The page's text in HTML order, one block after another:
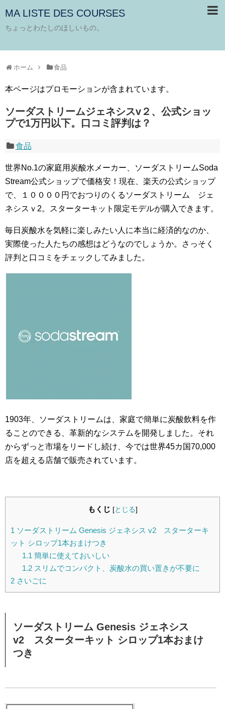
MA LISTE DES COURSES
ちょっとわたしのほしいもの。
ホーム 食品
本ページはプロモーションが含まれています。
ソーダストリームジェネシスv２、公式ショッ
プで1万円以下。口コミ評判は？
食品
世界No.1の家庭用炭酸水メーカー、ソーダストリームSoda
Stream公式ショップで価格安！現在、楽天の公式ショップ
で、１００００円でおつりのくるソーダストリーム ジェ
ネシスｖ2。スターターキット限定モデルが購入できます。
毎日炭酸水を気軽に楽しみたい人に本当に経済的なのか、
実際使った人たちの感想はどうなのでしょうか。さっそく
評判と口コミをチェックしてみました。
1903年、ソーダストリームは、家庭で簡単に炭酸飲料を作
ることのできる、革新的なシステムを開発しました。それ
からずっと市場をリードし続け、今では世界45カ国70,000
店を超える店舗で販売されています。
もくじ [とじる]
1 ソーダストリーム Genesis ジェネシス v2 スターターキ
ット シロップ1本おまけつき
1.1 簡単に使えておいしい
1.2スリムでコンパクト、炭酸水の買い置きが不要に
2 さいごに
ソーダストリーム Genesis ジェネシス
v2 スターターキット シロップ1本おまけ
つき